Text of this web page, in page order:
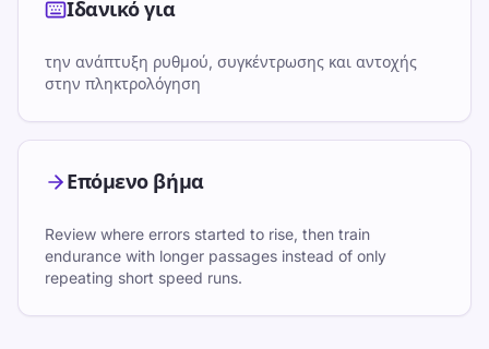
Ιδανικό για
την ανάπτυξη ρυθμού, συγκέντρωσης και αντοχής
στην πληκτρολόγηση
Επόμενο βήμα
Review where errors started to rise, then train
endurance with longer passages instead of only
repeating short speed runs.